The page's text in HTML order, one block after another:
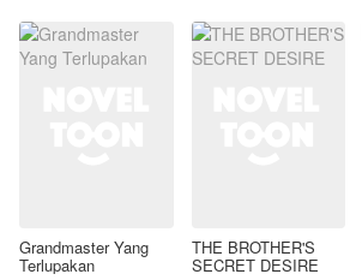
Grandmaster Yang
Terlupakan
THE BROTHER'S
SECRET DESIRE